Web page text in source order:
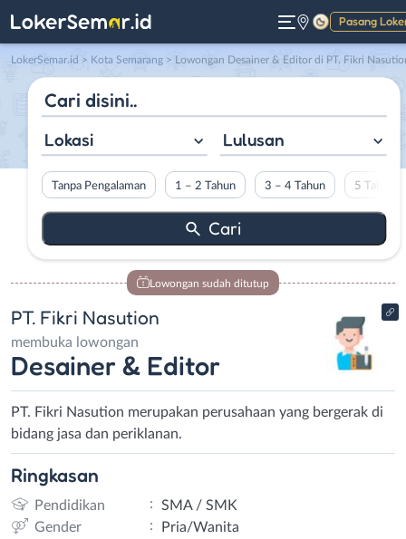
Pasang
Gelap
LokerSemar.id > Kota Semarang > Lowongan Desainer & Editor di PT. Fikri
Lokasi Lulusan
Tanpa Pengalaman 1 – 2 Tahun 3 – 4 Tahun 5 Tahun
Lowongan sudah ditutup
PT. Fikri Nasution
membuka lowongan
Desainer & Editor
PT. Fikri Nasution merupakan perusahaan yang bergerak di
bidang jasa dan periklanan.
Ringkasan
Pendidikan :
SMA / SMK
Gender
:
Pria/Wanita